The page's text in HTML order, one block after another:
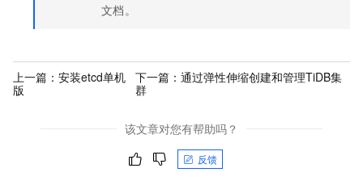
文档。
上一篇： 安装etcd单机
版
下一篇： 通过弹性伸缩创建和管理TiDB集
群
该文章对您有帮助吗？
反馈